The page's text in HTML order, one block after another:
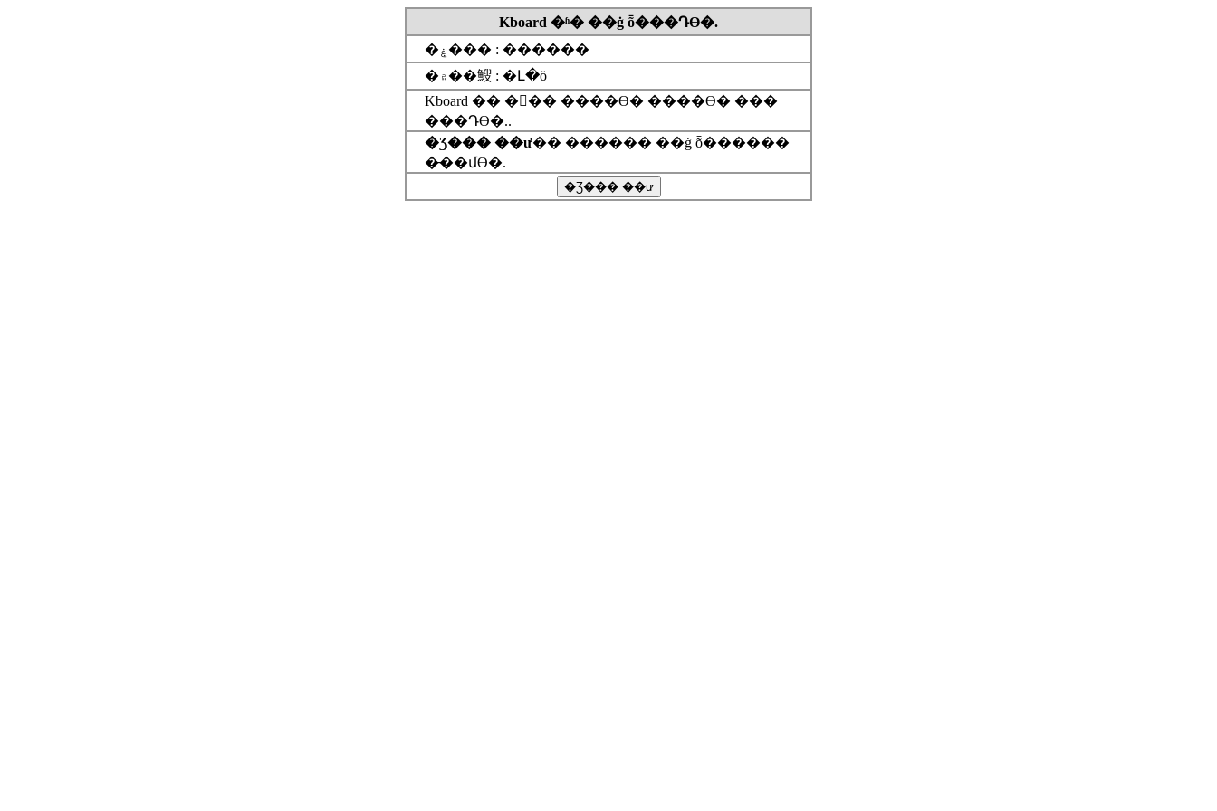
Kboard �ʱ� ��ġ ȭ���Դϴ�.
�ۼ��� : ������
�۾��䱸 : �Լ�ö
Kboard �� ��� ����ϴ� ����ϴ� ���
���Դϴ�..
�Ʒ��� ��ư�� ������ ��ġ ȭ������
�̵��մϴ�.